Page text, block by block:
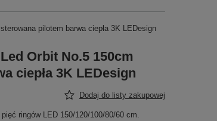
pilotem barwa ciepła 3K LEDesign
Orbit No.5 150cm
ciepła 3K LEDesign
Dodaj do listy zakupowej
ringów LED 150/120/100/80/60 cm.